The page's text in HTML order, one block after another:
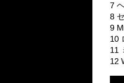
7
8
9
10
11
12